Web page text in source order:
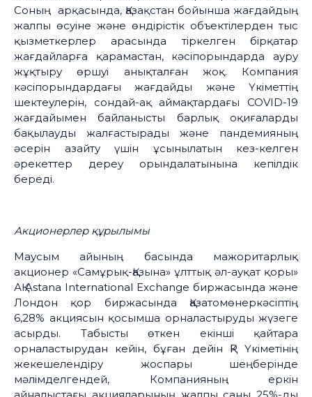
Соның арқасында, Қазақстан бойынша жағдайдың
жалпы өсуіне және өндірістік объектілерден тыс
қызметкерлер арасында тіркелген бірқатар
жағдайларға қарамастан, кәсіпорындарда ауру
жұқтыру өршуі анықталған жоқ. Компания
кәсіпорындардағы жағдайды және Үкіметтің
шектеулерін, сондай-ақ аймақтардағы COVID-19
жағдайымен байланысты барлық оқиғаларды
бақылауды жалғастырады және пандемияның
әсерін азайту үшін ұсынылатын кез-келген
әрекеттер дереу орындалатынына кепілдік
береді.
Акционерлер құрылымы
Маусым айының басында мажоритарлық
акционер «Самұрық-Қазына» ұлттық әл-ауқат қоры»
АҚ Astana International Exchange биржасында және
Лондон қор биржасында Қазатомөнеркәсіптің
6,28% акциясын қосымша орналастыруды жүзеге
асырды. Табысты өткен екінші қайтара
орналастырудан кейін, бұған дейін ҚР Үкіметінің
жекешелендіру жоспары шеңберінде
мәлімделгендей, Компанияның еркін